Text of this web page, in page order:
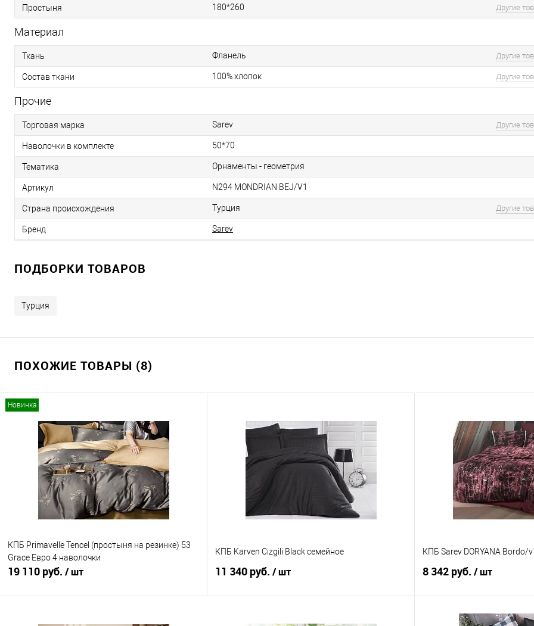
Простыня 180*260 Другие
Материал
Ткань Фланель Другие
Состав ткани 100% хлопок Другие
Прочие
Торговая марка Sarev Другие
Наволочки в комплекте 50*70
Тематика Орнаменты - геометрия
Артикул N294 MONDRIAN BEJ/V1
Страна происхождения Турция Другие
Бренд Sarev
ПОДБОРКИ ТОВАРОВ
Турция
ПОХОЖИЕ ТОВАРЫ (8)
Новинка
КПБ Primavelle Tencel (простыня на резинке) 53
Grace Евро 4 наволочки
19 110 руб. / шт
КПБ Karven Cizgili Black семейное
11 340 руб. / шт
КПБ Sarev DORYANA Bordo/
8 342 руб. / шт
В